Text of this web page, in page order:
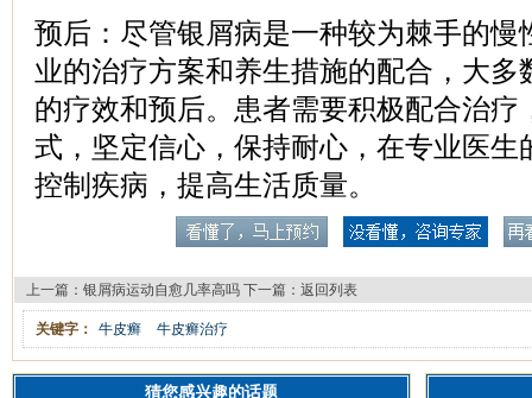
预后：尽管银屑病是一种较为棘手的慢
业的治疗方案和养生措施的配合，大多
的疗效和预后。患者需要积极配合治疗
式，坚定信心，保持耐心，在专业医生
控制疾病，提高生活质量。
上一篇： 银屑病运动自愈几率高吗 下一篇： 返回列表
关键字： 牛皮癣 牛皮癣治疗
猜您感兴趣的话题